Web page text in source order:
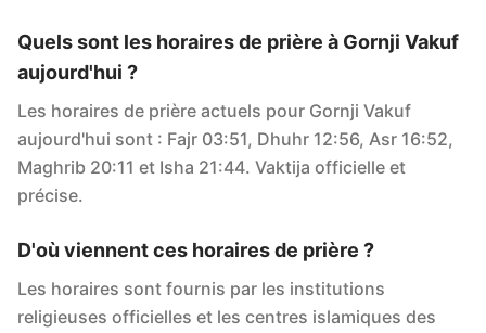
Quels sont les horaires de prière à Gornji Vakuf
aujourd'hui ?
Les horaires de prière actuels pour Gornji Vakuf
aujourd'hui sont : Fajr 03:51, Dhuhr 12:56, Asr 16:52,
Maghrib 20:11 et Isha 21:44. Vaktija officielle et
précise.
D'où viennent ces horaires de prière ?
Les horaires sont fournis par les institutions
religieuses officielles et les centres islamiques des